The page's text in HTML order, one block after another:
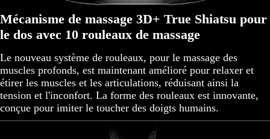
Mécanisme de massage 3D+ True Shiatsu pour
le dos avec 10 rouleaux de massage
Le nouveau système de rouleaux, pour le massage des
muscles profonds, est maintenant amélioré pour relaxer et
étirer les muscles et les articulations, réduisant ainsi la
tension et l'inconfort. La forme des rouleaux est innovante,
conçue pour imiter le toucher des doigts humains.